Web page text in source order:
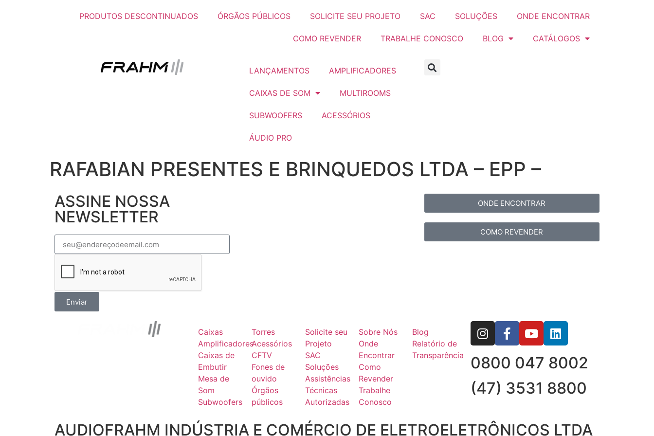
PRODUTOS DESCONTINUADOS ÓRGÃOS PÚBLICOS SOLICITE SEU PROJETO SAC SOLUÇÕES ONDE ENCONTRAR
COMO REVENDER TRABALHE CONOSCO BLOG CATÁLOGOS
LANÇAMENTOS AMPLIFICADORES
CAIXAS DE SOM MULTIROOMS
SUBWOOFERS ACESSÓRIOS
ÁUDIO PRO
RAFABIAN PRESENTES E BRINQUEDOS LTDA – EPP –
ASSINE NOSSA
NEWSLETTER
Enviar
ONDE ENCONTRAR
COMO REVENDER
Caixas
Amplificadores
Caixas de
Embutir
Mesa de
Som
Subwoofers
Torres
Acessórios
CFTV
Fones de
ouvido
Órgãos
públicos
Solicite seu
Projeto
SAC
Soluções
Assistências
Técnicas
Autorizadas
Sobre Nós
Onde
Encontrar
Como
Revender
Trabalhe
Conosco
Blog
Relatório de
Transparência
0800 047 8002
(47) 3531 8800
AUDIOFRAHM INDÚSTRIA E COMÉRCIO DE ELETROELETRÔNICOS LTDA